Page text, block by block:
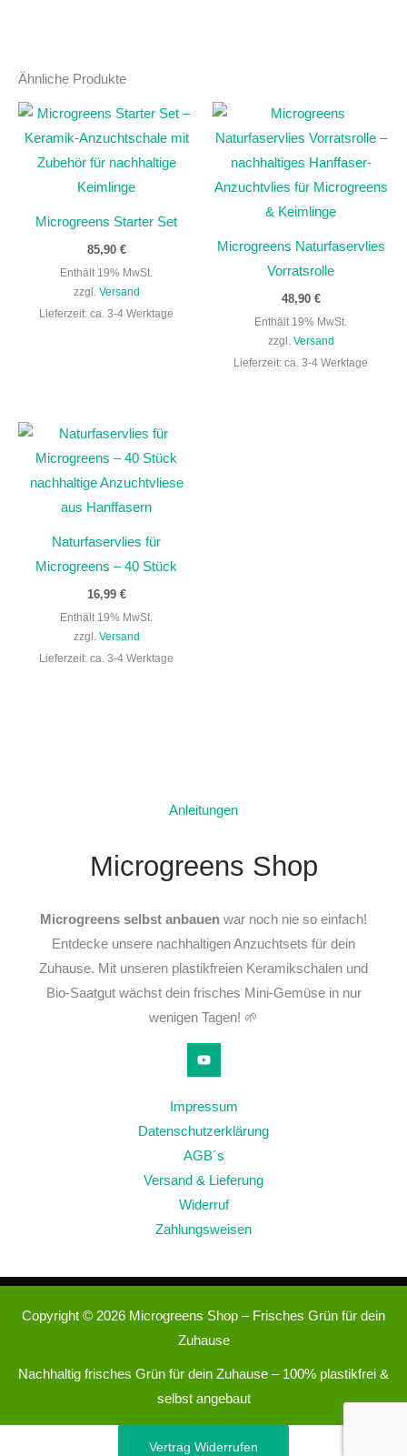
Ähnliche Produkte
Microgreens Starter Set
85,90 €
Enthält 19% MwSt.
zzgl. Versand
Lieferzeit: ca. 3-4 Werktage
Microgreens Naturfaservlies
Vorratsrolle
48,90 €
Enthält 19% MwSt.
zzgl. Versand
Lieferzeit: ca. 3-4 Werktage
Naturfaservlies für
Microgreens – 40 Stück
16,99 €
Enthält 19% MwSt.
zzgl. Versand
Lieferzeit: ca. 3-4 Werktage
Anleitungen
Microgreens Shop
Microgreens selbst anbauen war noch nie so einfach!
Entdecke unsere nachhaltigen Anzuchtsets für dein
Zuhause. Mit unseren plastikfreien Keramikschalen und
Bio-Saatgut wächst dein frisches Mini-Gemüse in nur
wenigen Tagen! 🌱
Impressum
Datenschutzerklärung
AGB´s
Versand & Lieferung
Widerruf
Zahlungsweisen
Copyright © 2026 Microgreens Shop – Frisches Grün für dein
Zuhause
Nachhaltig frisches Grün für dein Zuhause – 100% plastikfrei &
selbst angebaut
Vertrag Widerrufen